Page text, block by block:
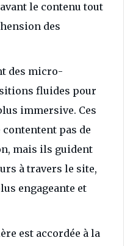
le contenu tout
des
des micro-
fluides pour
immersive. Ces
pas de
mais ils guident
à travers le site,
engageante et
est accordée à la